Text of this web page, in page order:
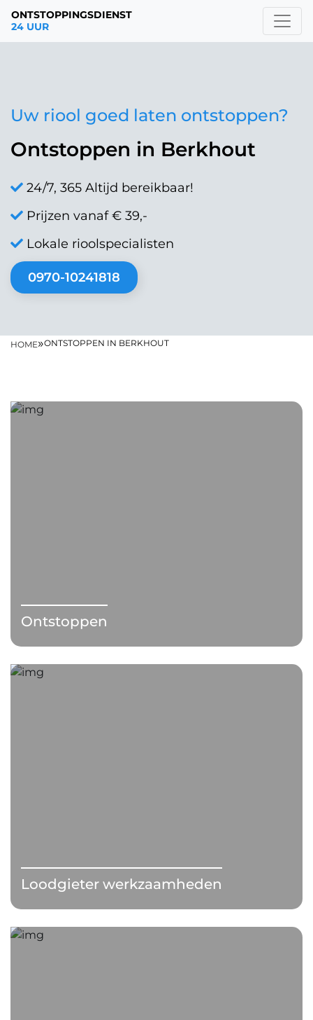
ONTSTOPPINGSDIENST
24 UUR
Uw riool goed laten ontstoppen?
Ontstoppen in Berkhout
24/7, 365 Altijd bereikbaar!
Prijzen vanaf € 39,-
Lokale rioolspecialisten
0970-10241818
HOME»ONTSTOPPEN IN BERKHOUT
Ontstoppen
Loodgieter werkzaamheden